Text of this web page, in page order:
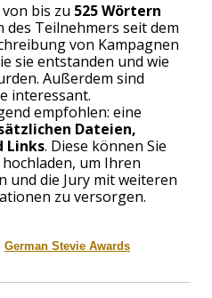
von bis zu 525 Wörtern
des Teilnehmers seit dem
von Kampagnen
sie entstanden und wie
Außerdem sind
interessant.
empfohlen: eine
Dateien,
Links. Diese können Sie
um Ihren
und die Jury mit weiteren
zu versorgen.
German Stevie Awards